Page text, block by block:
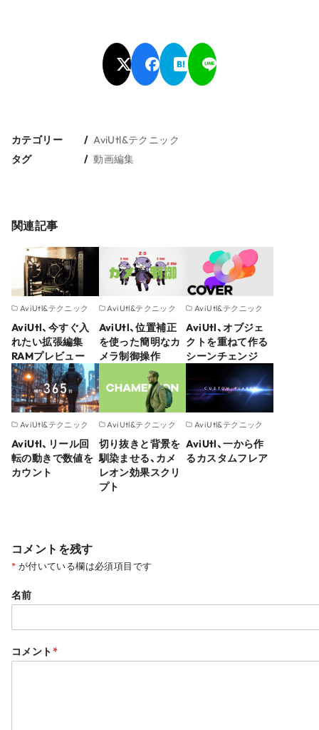
カテゴリー
AviUtl&テクニック
タグ
動画編集
関連記事
AviUtl&テクニック
AviUtl、今すぐ入
れたい拡張編集
RAMプレビュー
AviUtl&テクニック
AviUtl、位置補正
を使った簡明なカ
メラ制御操作
AviUtl&テクニック
AviUtl、オブジェ
クトを重ねて作る
シーンチェンジ
AviUtl&テクニック
AviUtl、リール回
転の動きで数値を
カウント
AviUtl&テクニック
切り抜きと背景を
馴染ませる、カメ
レオン効果スクリ
プト
AviUtl&テクニック
AviUtl、一から作
るカスタムフレア
コメントを残す
* が付いている欄は必須項目です
名前
コメント*